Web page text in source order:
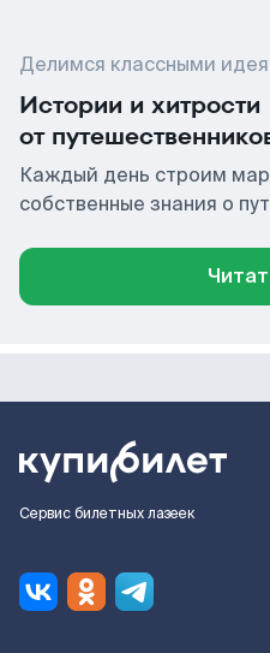
Делимся классными
Истории и хитрости
от
Каждый день строим
собственные знания о
Сервис билетных лазеек